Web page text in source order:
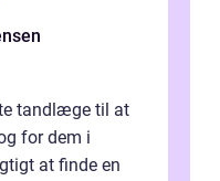
tandlæge til at
for dem i
at finde en